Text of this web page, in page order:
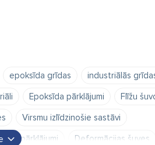
epoksīda grīdas
industriālās
Epoksīda pārklājumi
Flīžu
Virsmu izlīdzinošie sastāvi
Deformācijas šuves